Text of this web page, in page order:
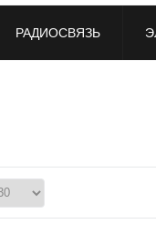
РАДИОСВЯЗЬ